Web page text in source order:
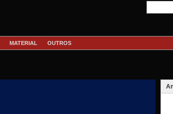
MATERIAL OUTROS